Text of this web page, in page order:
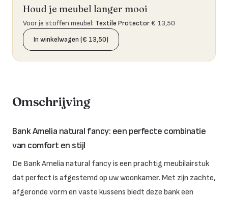
Houd je meubel langer mooi
Voor je stoffen meubel: Textile Protector€ 13,50
In winkelwagen (€ 13,50)
Omschrijving
Bank Amelia natural fancy: een perfecte combinatie
van comfort en stijl
De Bank Amelia natural fancy is een prachtig meubilairstuk
dat perfect is afgestemd op uw woonkamer. Met zijn zachte,
afgeronde vorm en vaste kussens biedt deze bank een